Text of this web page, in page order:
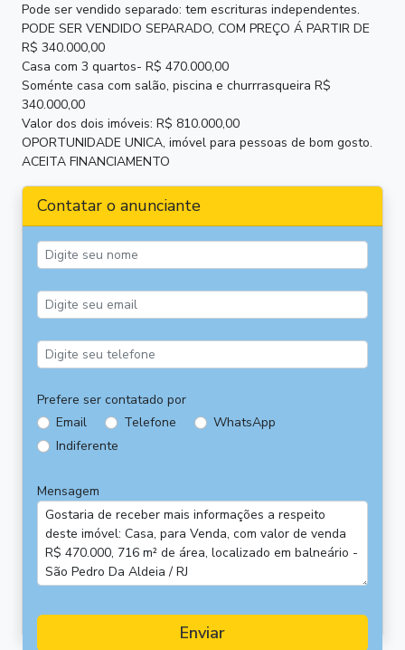
Pode ser vendido separado: tem escrituras independentes.
PODE SER VENDIDO SEPARADO, COM PREÇO Á PARTIR DE
R$ 340.000,00
Casa com 3 quartos- R$ 470.000,00
Soménte casa com salão, piscina e churrrasqueira R$
340.000,00
Valor dos dois imóveis: R$ 810.000,00
OPORTUNIDADE UNICA, imóvel para pessoas de bom gosto.
ACEITA FINANCIAMENTO
Contatar o anunciante
Prefere ser contatado por
Email
Telefone
WhatsApp
Indiferente
Mensagem
Enviar